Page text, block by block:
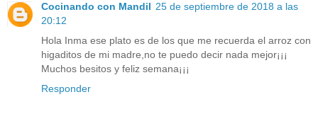
Cocinando con Mandil 25 de septiembre de 2018 a las
20:12
Hola Inma ese plato es de los que me recuerda el arroz con
higaditos de mi madre,no te puedo decir nada mejor¡¡¡
Muchos besitos y feliz semana¡¡¡
Responder